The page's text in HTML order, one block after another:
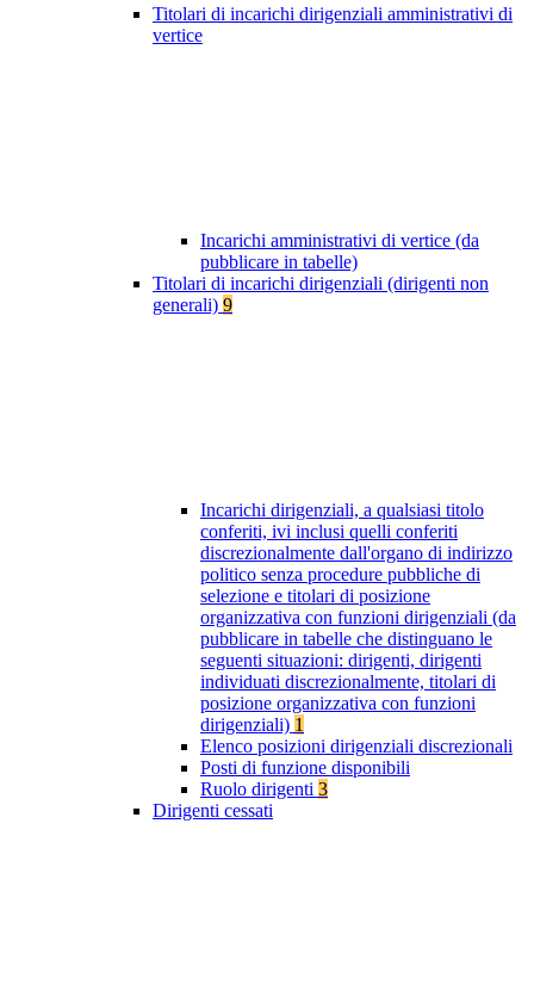
Titolari di incarichi dirigenziali amministrativi di
vertice
Incarichi amministrativi di vertice (da
pubblicare in tabelle)
Titolari di incarichi dirigenziali (dirigenti non
generali) 9
Incarichi dirigenziali, a qualsiasi titolo
conferiti, ivi inclusi quelli conferiti
discrezionalmente dall'organo di indirizzo
politico senza procedure pubbliche di
selezione e titolari di posizione
organizzativa con funzioni dirigenziali (da
pubblicare in tabelle che distinguano le
seguenti situazioni: dirigenti, dirigenti
individuati discrezionalmente, titolari di
posizione organizzativa con funzioni
dirigenziali) 1
Elenco posizioni dirigenziali discrezionali
Posti di funzione disponibili
Ruolo dirigenti 3
Dirigenti cessati